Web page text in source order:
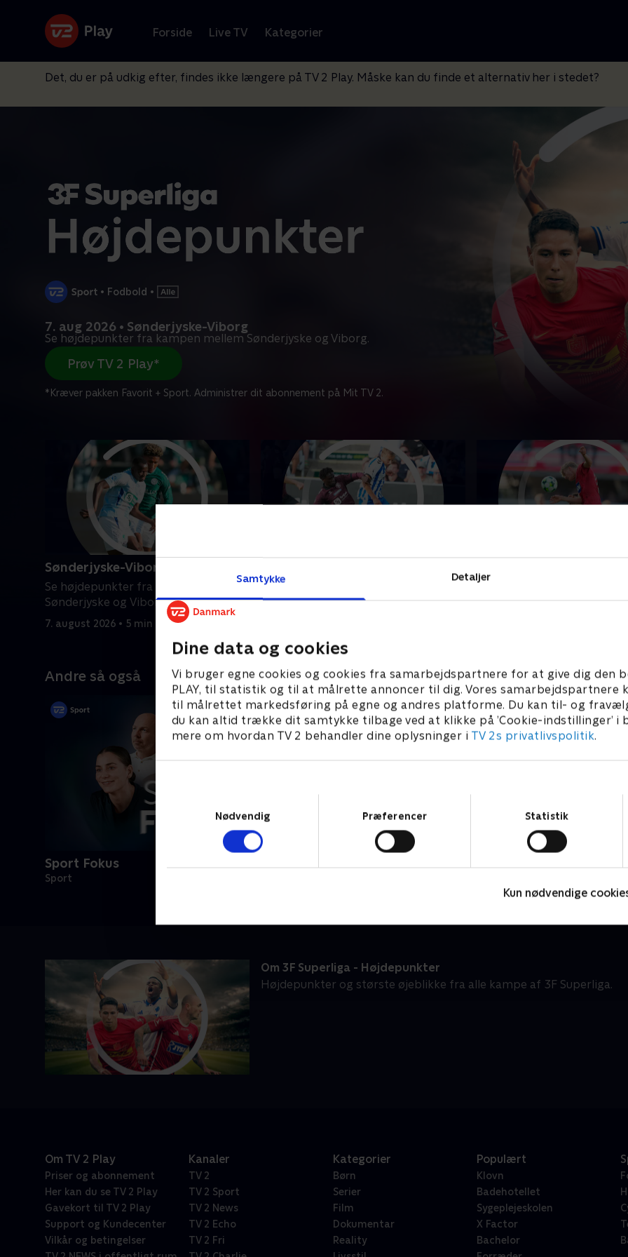
Samtykke Detaljer
Dine data og cookies
Vi bruger egne cookies og cookies fra samarbejdspartnere for at give dig den
PLAY, til statistik og til at målrette annoncer til dig. Vores samarbejdspartnere
til målrettet markedsføring på egne og andres platforme. Du kan til- og
du kan altid trække dit samtykke tilbage ved at klikke på ’Cookie-indstillinger’ i
mere om hvordan TV 2 behandler dine oplysninger i TV 2s privatlivspolitik.
Nødvendig
Præferencer Statistik
Kun nødvendige
Forside Live TV Kategorier
Det, du er på udkig efter, findes ikke længere på TV 2 Play. Måske kan du finde et alternativ her i stedet?
• Fodbold •
7. aug 2026 • Sønderjyske-Viborg
Se højdepunkter fra kampen mellem Sønderjyske og Viborg.
Prøv TV 2 Play*
*Kræver pakken Favorit + Sport. Administrer dit abonnement på Mit TV 2.
Sønderjyske-Viborg
Se højdepunkter fra kampen mellem
Sønderjyske og Viborg.
7. august 2026 • 5 min
Se højdepunkter fra kampen mellem
Odense Boldklub og Sønderjyske.
Se højdepunkter fra
Andre så også
Sport Fokus
Sport
Om 3F Superliga - Højdepunkter
Højdepunkter og største øjeblikke fra alle kampe af 3F Superliga.
Om TV 2 Play
Priser og abonnement
Her kan du se TV 2 Play
Gavekort til TV 2 Play
Support og Kundecenter
Vilkår og betingelser
Kanaler
TV 2
TV 2 Sport
TV 2 News
TV 2 Echo
TV 2 Fri
Kategorier
Børn
Serier
Film
Dokumentar
Reality
Populært
Klovn
Badehotellet
Sygeplejeskolen
X Factor
Bachelor